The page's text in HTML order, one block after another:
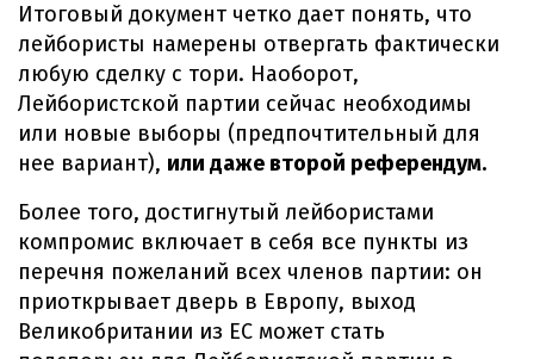
Итоговый документ четко дает понять, что
лейбористы намерены отвергать фактически
любую сделку с тори. Наоборот,
Лейбористской партии сейчас необходимы
или новые выборы (предпочтительный для
нее вариант), или даже второй референдум.
Более того, достигнутый лейбористами
компромис включает в себя все пункты из
перечня пожеланий всех членов партии: он
приоткрывает дверь в Европу, выход
Великобритании из ЕС может стать